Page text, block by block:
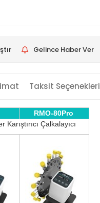
Gelince Haber Ver
Taksit Seçenekleri
RMO-80Pro
Karıştırıcı Çalkalayıcı